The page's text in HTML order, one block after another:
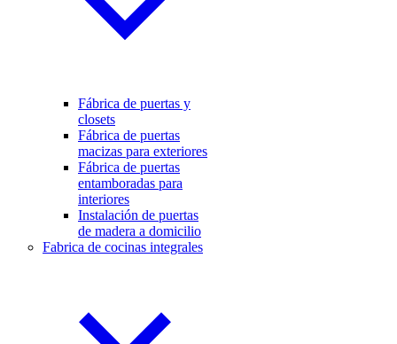
Fábrica de puertas y
closets
Fábrica de puertas
macizas para exteriores
Fábrica de puertas
entamboradas para
interiores
Instalación de puertas
de madera a domicilio
Fabrica de cocinas integrales